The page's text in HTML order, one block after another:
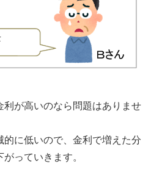
利が高いのなら問題はありませ
的に低いので、金利で増えた分
っていきます。